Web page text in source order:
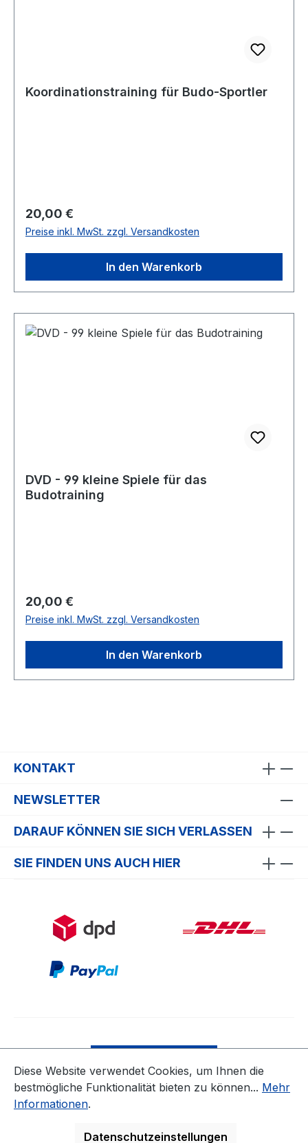
Koordinationstraining für Budo-Sportler
Regulärer Preis:
20,00 €
Preise inkl. MwSt. zzgl. Versandkosten
In den Warenkorb
DVD - 99 kleine Spiele für das
Budotraining
Regulärer Preis:
20,00 €
Preise inkl. MwSt. zzgl. Versandkosten
In den Warenkorb
KONTAKT
NEWSLETTER
DARAUF KÖNNEN SIE SICH VERLASSEN
SIE FINDEN UNS AUCH HIER
* Alle Preise inkl. gesetzl. Mehrwertsteuer zzgl.
Diese Website verwendet Cookies, um Ihnen die
bestmögliche Funktionalität bieten zu können... Mehr
Informationen.
Datenschutzeinstellungen